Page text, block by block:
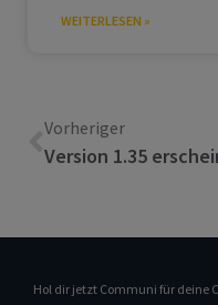
WEITERLESEN »
Vorheriger
Version 1.35
Hol dir jetzt Communi für deine